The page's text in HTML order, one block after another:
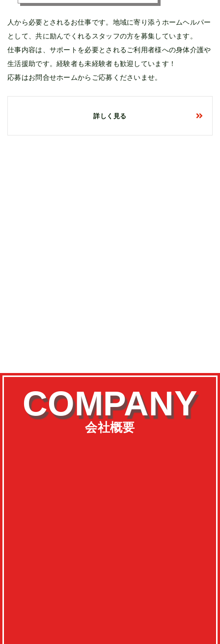
人から必要とされるお仕事です。地域に寄り添うホームヘルパー
として、共に励んでくれるスタッフの方を募集しています。
仕事内容は、サポートを必要とされるご利用者様への身体介護や
生活援助です。経験者も未経験者も歓迎しています！
応募はお問合せホームからご応募くださいませ。
詳しく見る
会社概要
COMPANY